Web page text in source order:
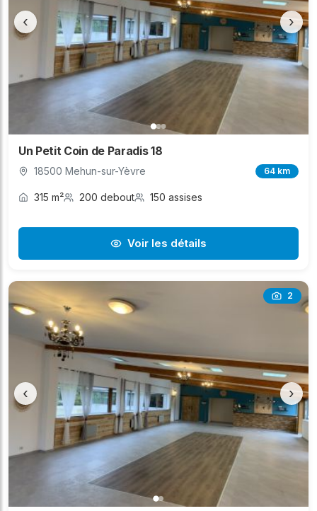
‹ ›
Un Petit Coin de Paradis 18
18500 Mehun-sur-Yèvre 64 km
315 m² 200 debout 150 assises
Voir les détails
2
‹ ›